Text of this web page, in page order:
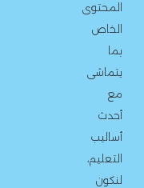
المحتوى
الخاص
بما
يتماشى
مع
أحدث
أساليب
التعليم،
لنكون